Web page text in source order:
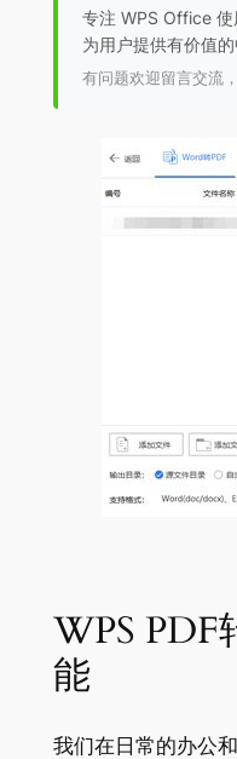
专注 WPS Office 使
为用户提供有价值的
有问题欢迎留言交流
WPS PDF
能
我们在日常的办公